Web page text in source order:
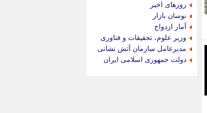
روزهای اخیر
نوسان بازار
آمار ازدواج
وزیر علوم، تحقیقات و فناوری
مدیرعامل سازمان آتش نشانی
دولت جمهوری اسلامی ایران